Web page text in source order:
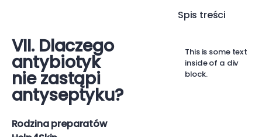
VII. Dlaczego
antybiotyk
nie zastąpi
antyseptyku?
Rodzina preparatów
Spis treści
This is some text
inside of a div
block.